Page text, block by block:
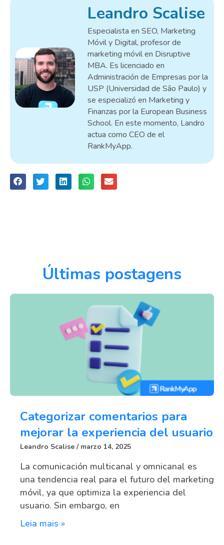
Leandro Scalise
Especialista en SEO, Marketing
Móvil y Digital, profesor de
marketing móvil en Disruptive
MBA. Es licenciado en
Administración de Empresas por la
USP (Universidad de São Paulo) y
se especializó en Marketing y
Finanzas por la European Business
School. En este momento, Landro
actua como CEO de el
RankMyApp.
Últimas postagens
Categorizar comentarios para
mejorar la experiencia del usuario
Leandro Scalise marzo 14, 2025
La comunicación multicanal y omnicanal es
una tendencia real para el futuro del marketing
móvil, ya que optimiza la experiencia del
usuario. Sin embargo, en
Leia mais »